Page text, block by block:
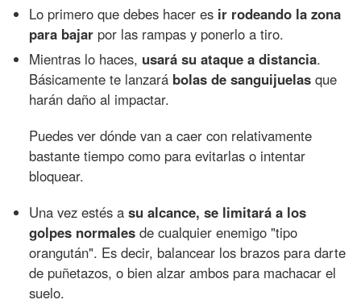
Lo primero que debes hacer es ir rodeando la zona
para bajar por las rampas y ponerlo a tiro.
Mientras lo haces, usará su ataque a distancia.
Básicamente te lanzará bolas de sanguijuelas que
harán daño al impactar.
Puedes ver dónde van a caer con relativamente
bastante tiempo como para evitarlas o intentar
bloquear.
Una vez estés asu alcance, se limitará a los
golpes normales de cualquier enemigo "tipo
orangután". Es decir, balancear los brazos para darte
de puñetazos, o bien alzar ambos para machacar el
suelo.